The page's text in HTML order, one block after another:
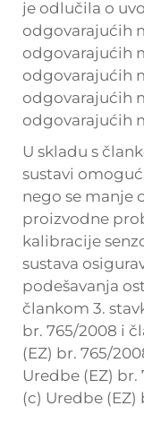
je odlučila o
odgovarajućih
odgovarajućih
odgovarajućih
odgovarajućih
odgovarajućih
U skladu s
sustavi
nego se manje
proizvodne
kalibracije
sustava
podešavanja
člankom 3.
br. 765/2008 i
(EZ) br. 765/
Uredbe (EZ)
(c) Uredbe (EZ)